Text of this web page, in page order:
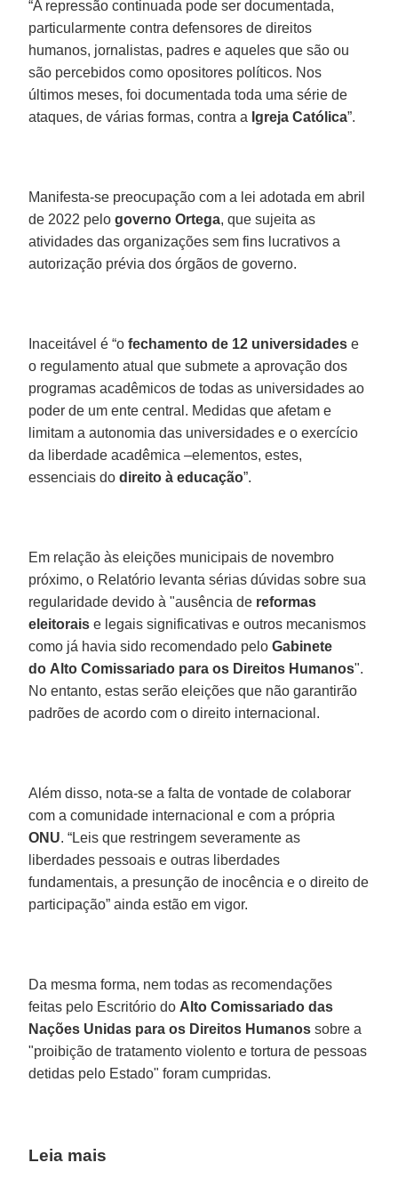
“A repressão continuada pode ser documentada,
particularmente contra defensores de direitos
humanos, jornalistas, padres e aqueles que são ou
são percebidos como opositores políticos. Nos
últimos meses, foi documentada toda uma série de
ataques, de várias formas, contra a Igreja Católica”.
Manifesta-se preocupação com a lei adotada em abril
de 2022 pelogoverno Ortega, que sujeita as
atividades das organizações sem fins lucrativos a
autorização prévia dos órgãos de governo.
Inaceitável é “ofechamento de 12 universidades e
o regulamento atual que submete a aprovação dos
programas acadêmicos de todas as universidades ao
poder de um ente central. Medidas que afetam e
limitam a autonomia das universidades e o exercício
da liberdade acadêmica –elementos, estes,
essenciais dodireito à educação”.
Em relação às eleições municipais de novembro
próximo, o Relatório levanta sérias dúvidas sobre sua
regularidade devido à "ausência de reformas
eleitorais e legais significativas e outros mecanismos
como já havia sido recomendado peloGabinete
do Alto Comissariado para os Direitos Humanos".
No entanto, estas serão eleições que não garantirão
padrões de acordo com o direito internacional.
Além disso, nota-se a falta de vontade de colaborar
com a comunidade internacional e com a própria
ONU. “Leis que restringem severamente as
liberdades pessoais e outras liberdades
fundamentais, a presunção de inocência e o direito de
participação” ainda estão em vigor.
Da mesma forma, nem todas as recomendações
feitas pelo Escritório do Alto Comissariado das
Nações Unidas para os Direitos Humanos sobre a
"proibição de tratamento violento e tortura de pessoas
detidas pelo Estado" foram cumpridas.
Leia mais